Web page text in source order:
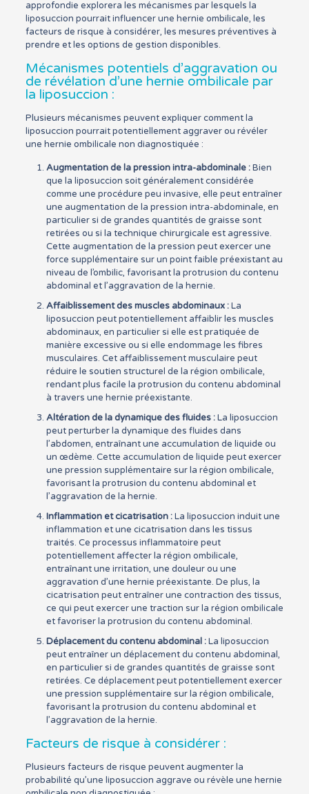
approfondie explorera les mécanismes par lesquels la
liposuccion pourrait influencer une hernie ombilicale, les
facteurs de risque à considérer, les mesures préventives à
prendre et les options de gestion disponibles.
Mécanismes potentiels d’aggravation ou
de révélation d’une hernie ombilicale par
la liposuccion :
Plusieurs mécanismes peuvent expliquer comment la
liposuccion pourrait potentiellement aggraver ou révéler
une hernie ombilicale non diagnostiquée :
Augmentation de la pression intra-abdominale :Bien
que la liposuccion soit généralement considérée
comme une procédure peu invasive, elle peut entraîner
une augmentation de la pression intra-abdominale, en
particulier si de grandes quantités de graisse sont
retirées ou si la technique chirurgicale est agressive.
Cette augmentation de la pression peut exercer une
force supplémentaire sur un point faible préexistant au
niveau de l’ombilic, favorisant la protrusion du contenu
abdominal et l’aggravation de la hernie.
Affaiblissement des muscles abdominaux :La
liposuccion peut potentiellement affaiblir les muscles
abdominaux, en particulier si elle est pratiquée de
manière excessive ou si elle endommage les fibres
musculaires. Cet affaiblissement musculaire peut
réduire le soutien structurel de la région ombilicale,
rendant plus facile la protrusion du contenu abdominal
à travers une hernie préexistante.
Altération de la dynamique des fluides :La liposuccion
peut perturber la dynamique des fluides dans
l’abdomen, entraînant une accumulation de liquide ou
un œdème. Cette accumulation de liquide peut exercer
une pression supplémentaire sur la région ombilicale,
favorisant la protrusion du contenu abdominal et
l’aggravation de la hernie.
Inflammation et cicatrisation :La liposuccion induit une
inflammation et une cicatrisation dans les tissus
traités. Ce processus inflammatoire peut
potentiellement affecter la région ombilicale,
entraînant une irritation, une douleur ou une
aggravation d’une hernie préexistante. De plus, la
cicatrisation peut entraîner une contraction des tissus,
ce qui peut exercer une traction sur la région ombilicale
et favoriser la protrusion du contenu abdominal.
Déplacement du contenu abdominal :La liposuccion
peut entraîner un déplacement du contenu abdominal,
en particulier si de grandes quantités de graisse sont
retirées. Ce déplacement peut potentiellement exercer
une pression supplémentaire sur la région ombilicale,
favorisant la protrusion du contenu abdominal et
l’aggravation de la hernie.
Facteurs de risque à considérer :
Plusieurs facteurs de risque peuvent augmenter la
probabilité qu’une liposuccion aggrave ou révèle une hernie